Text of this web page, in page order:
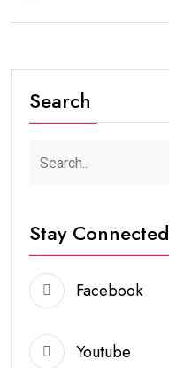
Search
Stay Connected
Facebook
Youtube